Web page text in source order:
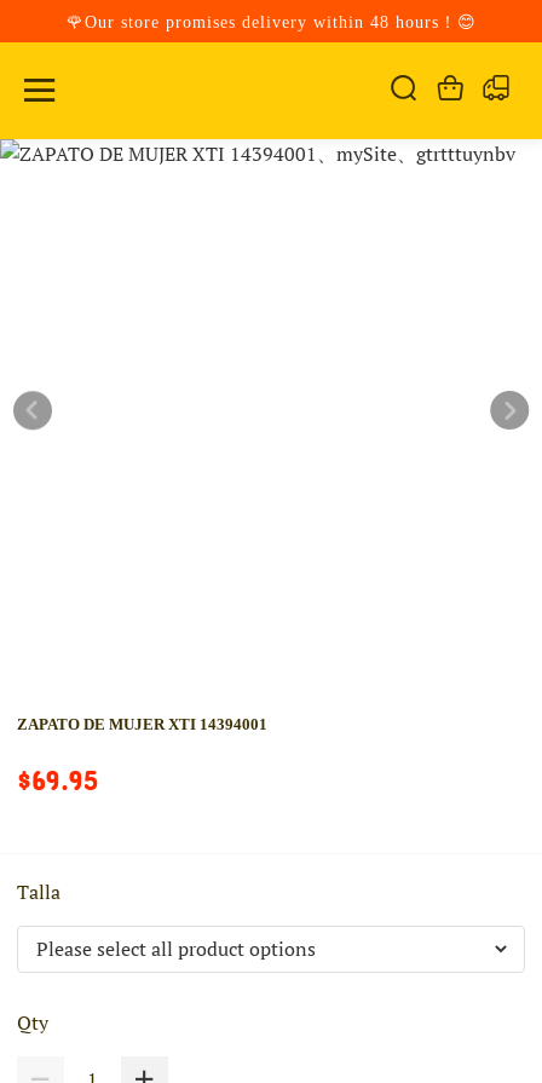
🌹Our store promises delivery within 48 hours！😊
ZAPATO DE MUJER XTI 14394001
$69.95
Talla
Qty